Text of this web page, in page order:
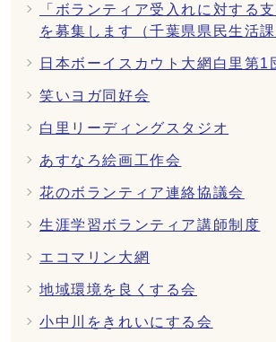
「ボランティア受入れに対する
を募集します（千葉県県民生活課
日本ボーイスカウト大網白里第1
笑いヨガ同好会
白里リーディングスタジオ
あすなろ絵画工作会
花のボランティア連絡協議会
生涯学習ボランティア講師制度
エコマリン大網
地域環境を良くする会
小中川をきれいにする会